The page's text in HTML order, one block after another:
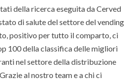
della ricerca eseguita da Cerved
di salute del settore del vending
positivo per tutto il comparto, ci
100 della classifica delle migliori
nel settore della distribuzione
al nostro team e a chi ci